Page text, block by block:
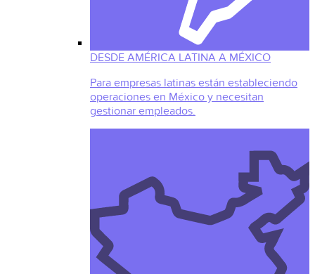
DESDE AMÉRICA LATINA A MÉXICO
Para empresas latinas están estableciendo
operaciones en México y necesitan
gestionar empleados.